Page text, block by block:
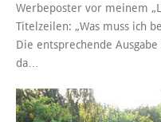
Werbeposter vor meinem
Titelzeilen: „Was muss ich
Die entsprechende
da…